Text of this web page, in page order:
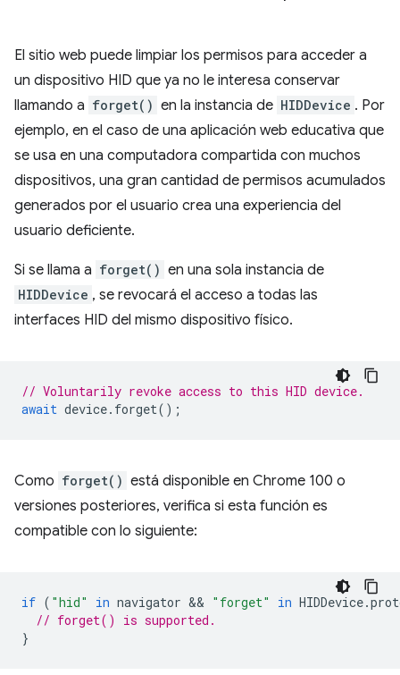
El sitio web puede limpiar los permisos para acceder a
un dispositivo HID que ya no le interesa conservar
llamando a forget() en la instancia de HIDDevice . Por
ejemplo, en el caso de una aplicación web educativa que
se usa en una computadora compartida con muchos
dispositivos, una gran cantidad de permisos acumulados
generados por el usuario crea una experiencia del
usuario deficiente.
Si se llama a forget() en una sola instancia de
HIDDevice , se revocará el acceso a todas las
interfaces HID del mismo dispositivo físico.
// Voluntarily revoke access to this HID device.
await device. forget();
Como forget() está disponible en Chrome 100 o
versiones posteriores, verifica si esta función es
compatible con lo siguiente:
if ( "hid" in navigator && "forget" in HIDDevice.
// forget() is supported.
}